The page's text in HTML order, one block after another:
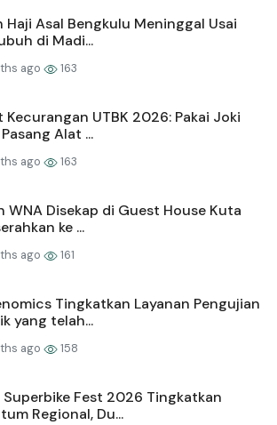
Haji Asal Bengkulu Meninggal Usai
di Madi...
ago 163
Kecurangan UTBK 2026: Pakai Joki
Alat ...
ago 163
WNA Disekap di Guest House Kuta
ke ...
ago 161
Tingkatkan Layanan Pengujian
yang telah...
ago 158
Fest 2026 Tingkatkan
Regional, Du...